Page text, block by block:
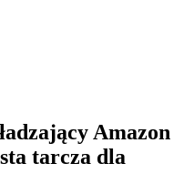
Amazon
tarcza dla